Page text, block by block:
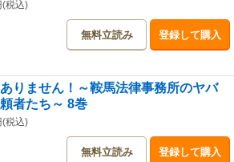
(税込)
無料立読み 登録して購入
りません！～鞍馬法律事務所のヤバ
者たち～ 8巻
(税込)
無料立読み 登録して購入